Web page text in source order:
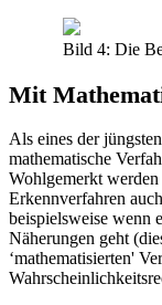
Bild 4: Die
Mit
Als eines der
mathematische
Wohlgemerkt
Erkennverfahren
beispielsweise wenn
Näherungen geht
‘mathematisierten'